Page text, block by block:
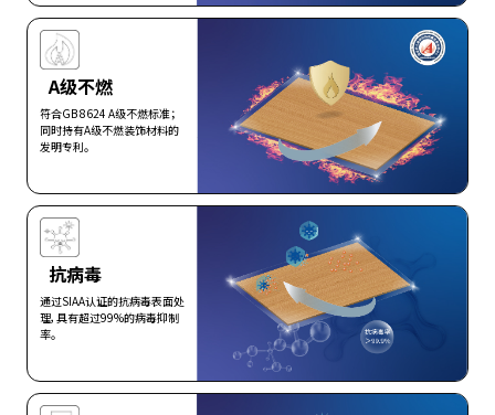
查看更多>
A级不燃
符合GB 8624 A级不燃标准；
同时持有A级不燃装饰材料的
发明专利。
查看更多>
抗病毒
通过SIAA认证的抗病毒表面处
理，具有超过99%的病毒抑制
率。
查看更多>